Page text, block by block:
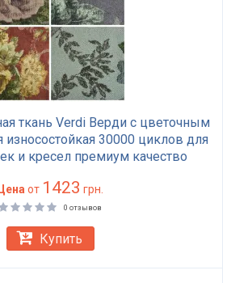
ткань Verdi Верди с цветочным
износостойкая 30000 циклов для
и кресел премиум качество
Цена от 1423 грн.
0 отзывов
Купить